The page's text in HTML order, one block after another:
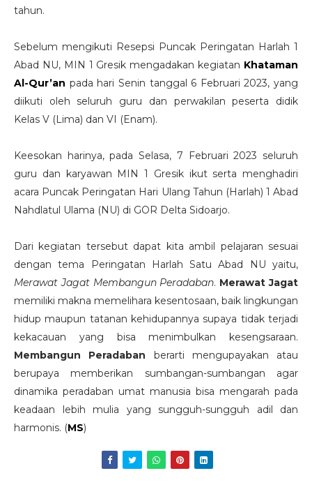
tahun.
Sebelum mengikuti Resepsi Puncak Peringatan Harlah 1
Abad NU, MIN 1 Gresik mengadakan kegiatan Khataman
Al-Qur’an pada hari Senin tanggal 6 Februari 2023, yang
diikuti oleh seluruh guru dan perwakilan peserta didik
Kelas V (Lima) dan VI (Enam).
Keesokan harinya, pada Selasa, 7 Februari 2023 seluruh
guru dan karyawan MIN 1 Gresik ikut serta menghadiri
acara Puncak Peringatan Hari Ulang Tahun (Harlah) 1 Abad
Nahdlatul Ulama (NU) di GOR Delta Sidoarjo.
Dari kegiatan tersebut dapat kita ambil pelajaran sesuai
dengan tema Peringatan Harlah Satu Abad NU yaitu,
Merawat Jagat Membangun Peradaban. Merawat Jagat
memiliki makna memelihara kesentosaan, baik lingkungan
hidup maupun tatanan kehidupannya supaya tidak terjadi
kekacauan yang bisa menimbulkan kesengsaraan.
Membangun Peradaban berarti mengupayakan atau
berupaya memberikan sumbangan-sumbangan agar
dinamika peradaban umat manusia bisa mengarah pada
keadaan lebih mulia yang sungguh-sungguh adil dan
harmonis. (MS)